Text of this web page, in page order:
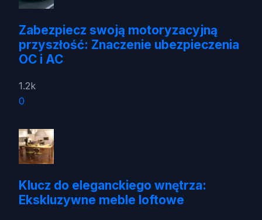
Zabezpiecz swoją motoryzacyjną
przyszłość: Znaczenie ubezpieczenia
OC i AC
1.2k
0
Klucz do eleganckiego wnętrza:
Ekskluzywne meble loftowe